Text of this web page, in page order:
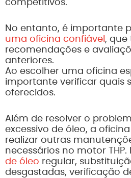
competitivos.
No entanto, é importante
uma oficina confiável , que
recomendações e
anteriores.
Ao escolher uma oficina
importante verificar quais
oferecidos.
Além de resolver o
excessivo de óleo, a
realizar outras
necessários no motor THP.
de óleo regular,
desgastadas, verificação